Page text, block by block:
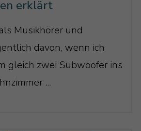
erklärt
Musikhörer und
davon, wenn ich
gleich zwei Subwoofer ins
...